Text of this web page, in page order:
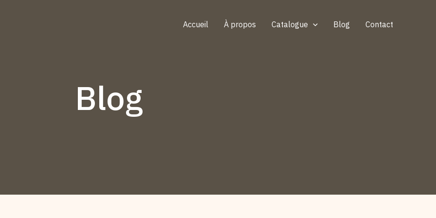
Accueil À propos Catalogue Blog Contact
Blog